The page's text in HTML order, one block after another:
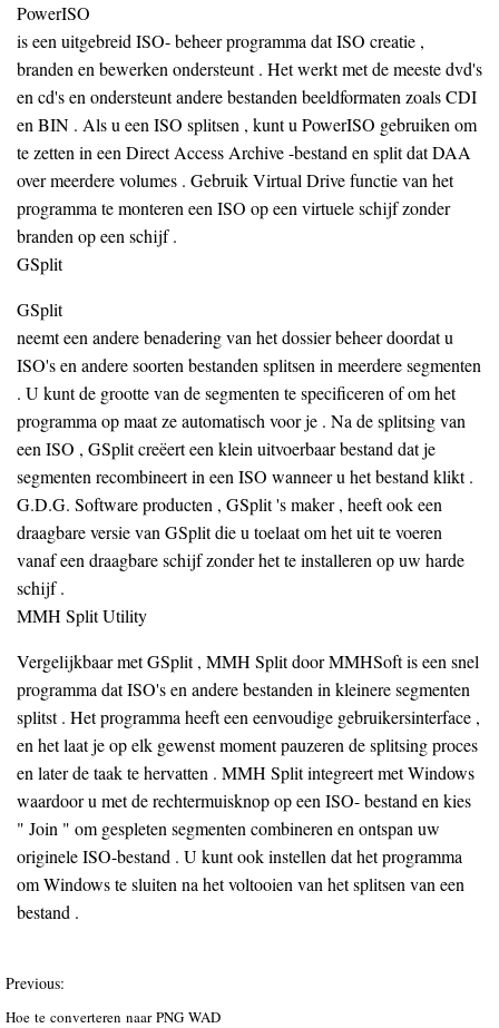
PowerISO
is een uitgebreid ISO- beheer programma dat ISO creatie ,
branden en bewerken ondersteunt . Het werkt met de meeste dvd's
en cd's en ondersteunt andere bestanden beeldformaten zoals CDI
en BIN . Als u een ISO splitsen , kunt u PowerISO gebruiken om
te zetten in een Direct Access Archive -bestand en split dat DAA
over meerdere volumes . Gebruik Virtual Drive functie van het
programma te monteren een ISO op een virtuele schijf zonder
branden op een schijf .
GSplit
GSplit
neemt een andere benadering van het dossier beheer doordat u
ISO's en andere soorten bestanden splitsen in meerdere segmenten
. U kunt de grootte van de segmenten te specificeren of om het
programma op maat ze automatisch voor je . Na de splitsing van
een ISO , GSplit creëert een klein uitvoerbaar bestand dat je
segmenten recombineert in een ISO wanneer u het bestand klikt .
G.D.G. Software producten , GSplit 's maker , heeft ook een
draagbare versie van GSplit die u toelaat om het uit te voeren
vanaf een draagbare schijf zonder het te installeren op uw harde
schijf .
MMH Split Utility
Vergelijkbaar met GSplit , MMH Split door MMHSoft is een snel
programma dat ISO's en andere bestanden in kleinere segmenten
splitst . Het programma heeft een eenvoudige gebruikersinterface ,
en het laat je op elk gewenst moment pauzeren de splitsing proces
en later de taak te hervatten . MMH Split integreert met Windows
waardoor u met de rechtermuisknop op een ISO- bestand en kies
" Join " om gespleten segmenten combineren en ontspan uw
originele ISO-bestand . U kunt ook instellen dat het programma
om Windows te sluiten na het voltooien van het splitsen van een
bestand .
Previous:
Hoe te converteren naar PNG WAD